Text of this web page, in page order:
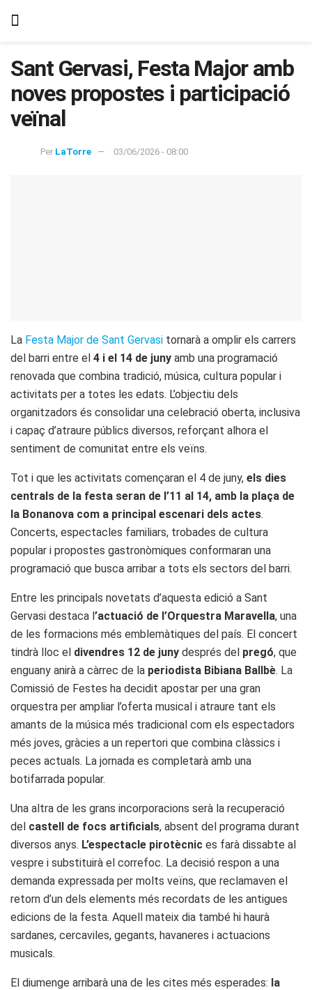
Sant Gervasi, Festa Major amb
noves propostes i participació
veïnal
Per LaTorre 03/06/2026 - 08:00
La Festa Major de Sant Gervasi tornarà a omplir els carrers
del barri entre el 4 i el 14 de juny amb una programació
renovada que combina tradició, música, cultura popular i
activitats per a totes les edats. L’objectiu dels
organitzadors és consolidar una celebració oberta, inclusiva
i capaç d’atraure públics diversos, reforçant alhora el
sentiment de comunitat entre els veïns.
Tot i que les activitats començaran el 4 de juny, els dies
centrals de la festa seran de l’11 al 14, amb la plaça de
la Bonanova com a principal escenari dels actes.
Concerts, espectacles familiars, trobades de cultura
popular i propostes gastronòmiques conformaran una
programació que busca arribar a tots els sectors del barri.
Entre les principals novetats d’aquesta edició a Sant
Gervasi destaca l’actuació de l’Orquestra Maravella, una
de les formacions més emblemàtiques del país. El concert
tindrà lloc el divendres 12 de juny després del pregó, que
enguany anirà a càrrec de la periodista Bibiana Ballbè. La
Comissió de Festes ha decidit apostar per una gran
orquestra per ampliar l’oferta musical i atraure tant els
amants de la música més tradicional com els espectadors
més joves, gràcies a un repertori que combina clàssics i
peces actuals. La jornada es completarà amb una
botifarrada popular.
Una altra de les grans incorporacions serà la recuperació
del castell de focs artificials, absent del programa durant
diversos anys. L’espectacle pirotècnic es farà dissabte al
vespre i substituirà el correfoc. La decisió respon a una
demanda expressada per molts veïns, que reclamaven el
retorn d’un dels elements més recordats de les antigues
edicions de la festa. Aquell mateix dia també hi haurà
sardanes, cercaviles, gegants, havaneres i actuacions
musicals.
El diumenge arribarà una de les cites més esperades: la